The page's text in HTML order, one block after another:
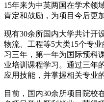
15年来为中英两国在学术领
肯定和鼓励，为项目今后更
现有30余所国内大学共计开
物流、工程等5大类15个专
习三年，第一年为国际预科
业培训课程学习。通过三年
应用技能，并掌握相关专业
目前，国内30余所项目院校